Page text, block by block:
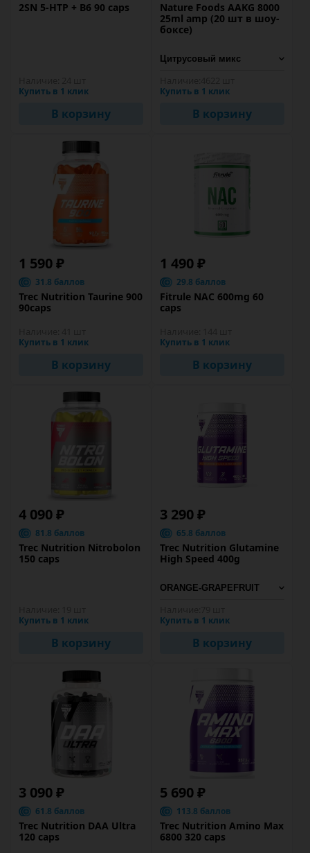
2SN 5-HTP + B6 90 caps
Купить в 1 клик
В корзину
Nature Foods AAKG 8000
25ml amp (20 шт в шоу-
боксе)
Купить в 1 клик
В корзину
1 590 ₽
31.8 баллов
Trec Nutrition Taurine 900
90caps
Купить в 1 клик
В корзину
1 490 ₽
29.8 баллов
Fitrule NAC 600mg 60
caps
Купить в 1 клик
В корзину
4 090 ₽
81.8 баллов
Trec Nutrition Nitrobolon
150 caps
Купить в 1 клик
В корзину
3 290 ₽
65.8 баллов
Trec Nutrition Glutamine
High Speed 400g
Купить в 1 клик
В корзину
3 090 ₽
61.8 баллов
Trec Nutrition DAA Ultra
120 caps
5 690 ₽
113.8 баллов
Trec Nutrition Amino Max
6800 320 caps